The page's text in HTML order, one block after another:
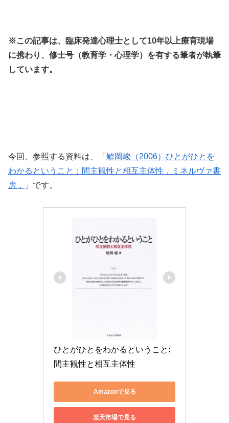
※この記事は、臨床発達心理士として10年以上療育現場
に携わり、修士号（教育学・心理学）を有する筆者が執筆
しています。
今回、参照する資料は、「 鯨岡峻（2006）ひとがひとを
わかるということ：間主観性と相互主体性．ミネルヴァ書
房．
」です。
ひとがひとをわかるということ:
間主観性と相互主体性
Amazonで見る
楽天市場で見る